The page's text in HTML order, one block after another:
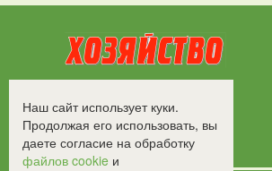
Все права защищены.
©2008-2017 - "Хозяйство"
Наш сайт использует куки.
Продолжая его использовать, вы
даете согласие на обработку
файлов cookie и